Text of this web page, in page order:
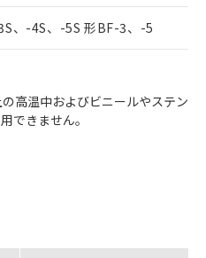
、-4S、-5S 形BF-3、-5
高温中およびビニールやステン
できません。